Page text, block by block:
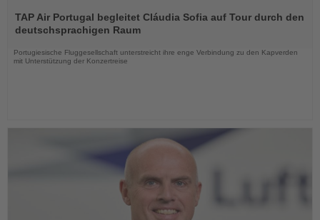
Sie
die
TAP Air Portugal begleitet Cláudia Sofia auf Tour durch den
deutschsprachigen Raum
Portugiesische Fluggesellschaft unterstreicht ihre enge Verbindung zu den Kapverden
mit Unterstützung der Konzertreise